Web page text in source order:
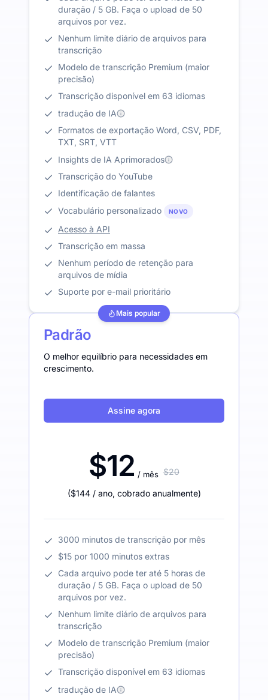
duração / 5 GB. Faça o upload de 50
arquivos por vez.
Nenhum limite diário de arquivos para
transcrição
Modelo de transcrição Premium (maior
precisão)
Transcrição disponível em 63 idiomas
tradução de IA
Formatos de exportação Word, CSV, PDF,
TXT, SRT, VTT
Insights de IA Aprimorados
Transcrição do YouTube
Identificação de falantes
Vocabulário personalizado
NOVO
Acesso à API
Transcrição em massa
Nenhum período de retenção para
arquivos de mídia
Suporte por e-mail prioritário
Mais popular
Padrão
O melhor equilíbrio para necessidades em
crescimento.
Assine agora
$12 / mês $20
($144 / ano, cobrado anualmente)
3000 minutos de transcrição por mês
$15 por 1000 minutos extras
Cada arquivo pode ter até 5 horas de
duração / 5 GB. Faça o upload de 50
arquivos por vez.
Nenhum limite diário de arquivos para
transcrição
Modelo de transcrição Premium (maior
precisão)
Transcrição disponível em 63 idiomas
tradução de IA